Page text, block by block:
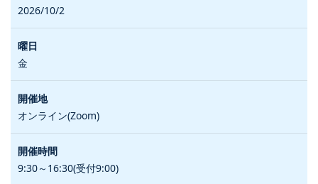
2026/10/2
金
オンライン(Zoom)
9:30～16:30(受付9:00)